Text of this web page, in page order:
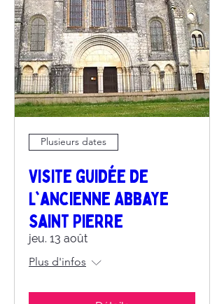
Plusieurs dates
Visite guidée de
l'ancienne Abbaye
Saint Pierre
jeu. 13 août
Plus d'infos